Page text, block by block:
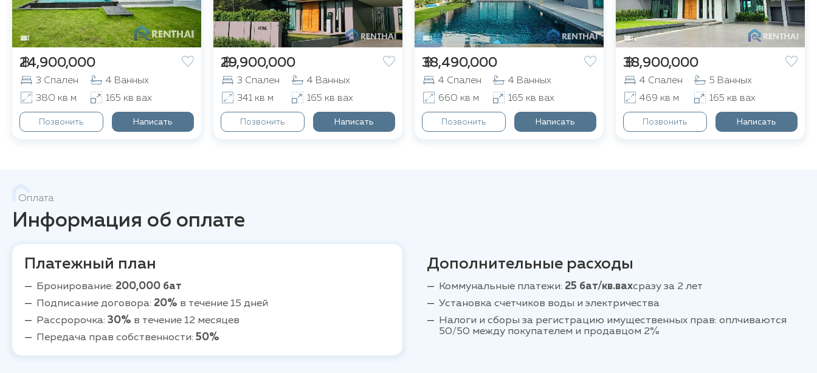
฿ 24,900,000
3 Спален
4 Ванных
380 кв м
165 кв вах
Позвонить Написать
฿ 29,900,000
3 Спален
4 Ванных
341 кв м
165 кв вах
Позвонить Написать
฿ 38,490,000
4 Спален
4 Ванных
660 кв м
165 кв вах
Позвонить Написать
฿ 38,900,000
4 Спален
5 Ванных
469 кв м
165 кв вах
Позвонить Написать
Оплата
Информация об оплате
Платежный план
Бронирование: 200,000 бат
Подписание договора: 20% в течение 15 дней
Рассророчка: 30% в течение 12 месяцев
Передача прав собственности: 50%
Дополнительные расходы
Коммунальные платежи: 25 бат/кв.вахсразу за 2 лет
Установка счетчиков воды и электричества
Налоги и сборы за регистрацию имущественных прав: оплчиваются
50/50 между покупателем и продавцом 2%